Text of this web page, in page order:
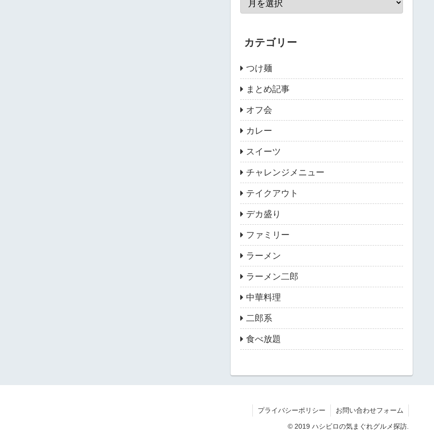
カテゴリー
つけ麺
まとめ記事
オフ会
カレー
スイーツ
チャレンジメニュー
テイクアウト
デカ盛り
ファミリー
ラーメン
ラーメン二郎
中華料理
二郎系
食べ放題
プライバシーポリシー お問い合わせフォーム
© 2019 ハシビロの気まぐれグルメ探訪.